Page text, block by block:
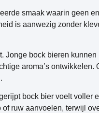
smaak waarin geen
is aanwezig zonder
Jonge bock bieren
aroma’s
bock bier voelt voller
ruw aanvoelen, terwijl